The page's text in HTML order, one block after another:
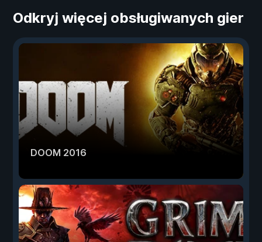
Odkryj więcej obsługiwanych gier
DOOM 2016